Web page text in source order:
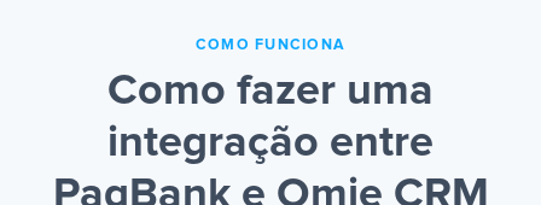
COMO FUNCIONA
Como fazer uma
integração entre
PagBank e Omie CRM